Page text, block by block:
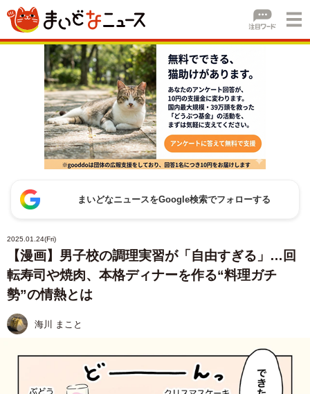
まいどなニュースをGoogle検索でフォローする
2025.01.24(Fri)
【漫画】男子校の調理実習が「自由すぎる」…回
転寿司や焼肉、本格ディナーを作る“料理ガチ
勢”の情熱とは
海川 まこと